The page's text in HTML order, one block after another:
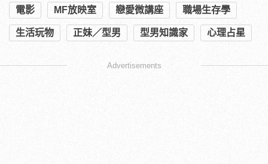
電影 MF放映室 戀愛微講座 職場生存學
生活玩物 正妹／型男 型男知識家 心理占星
Advertisements